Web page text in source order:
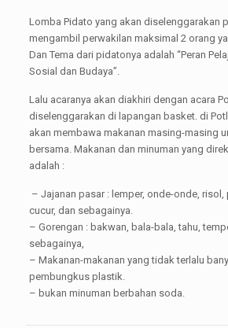
Lomba Pidato yang akan diselenggarakan
mengambil perwakilan maksimal 2 orang
Dan Tema dari pidatonya adalah “Peran
Sosial dan Budaya”.
Lalu acaranya akan diakhiri dengan acara
diselenggarakan di lapangan basket. di
akan membawa makanan masing-masing
bersama. Makanan dan minuman yang
adalah :
– Jajanan pasar : lemper, onde-onde,
cucur, dan sebagainya.
– Gorengan : bakwan, bala-bala, tahu,
sebagainya,
– Makanan-makanan yang tidak terlalu
pembungkus plastik.
– bukan minuman berbahan soda.